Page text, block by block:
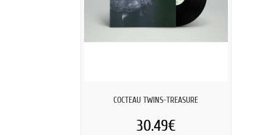
COCTEAU TWINS-TREASURE
30.49€